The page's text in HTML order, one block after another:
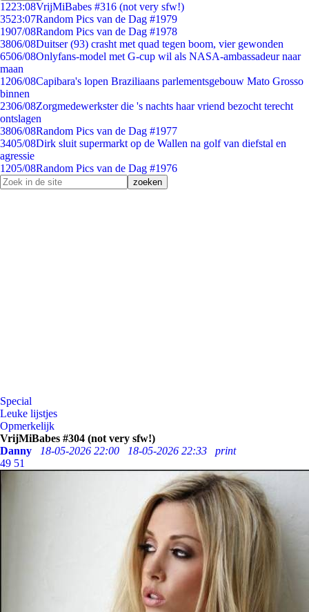
1223:08VrijMiBabes #316 (not very sfw!)
3523:07Random Pics van de Dag #1979
1907/08Random Pics van de Dag #1978
3806/08Duitser (93) crasht met quad tegen boom, vier gewonden
6506/08Onlyfans-model met G-cup wil als NASA-ambassadeur naar
maan
1206/08Capibara's lopen Braziliaans parlementsgebouw Mato Grosso
binnen
2306/08Zorgmedewerkster die 's nachts haar vriend bezocht terecht
ontslagen
3806/08Random Pics van de Dag #1977
3405/08Dirk sluit supermarkt op de Wallen na golf van diefstal en
agressie
1205/08Random Pics van de Dag #1976
Special
Leuke lijstjes
Opmerkelijk
VrijMiBabes #304 (not very sfw!)
Danny
18-05-2026 22:00 18-05-2026 22:33
print
49 51